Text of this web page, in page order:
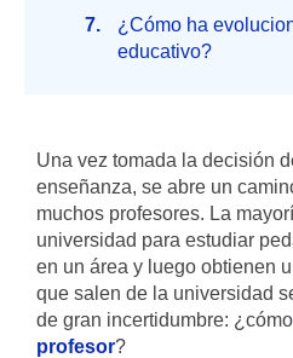
¿Cómo ha
educativo?
Una vez tomada la decisión
enseñanza, se abre un
muchos profesores. La
universidad para estudiar
en un área y luego obtienen
que salen de la universidad
de gran incertidumbre: ¿cómo
profesor?